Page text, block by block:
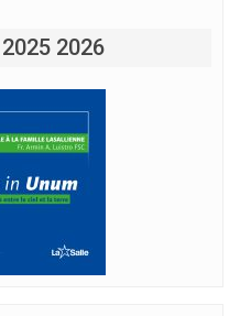
2026